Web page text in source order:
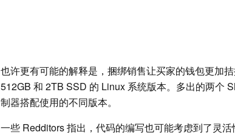
也许更有可能的解释是，捆绑销售让买家的钱包更加
512GB 和 2TB SSD 的 Linux 系统版本。多出的两个
制器搭配使用的不同版本。
一些 Redditors 指出，代码的编写也可能考虑到了灵活